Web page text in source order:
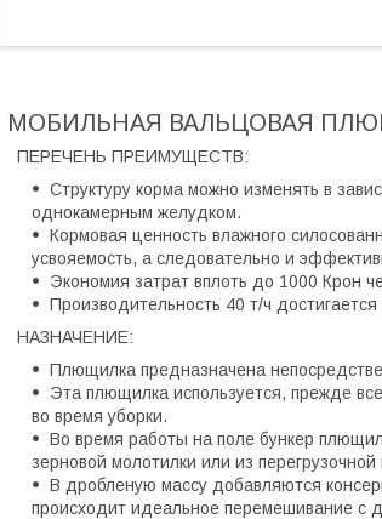
МОБИЛЬНАЯ ВАЛЬЦОВАЯ
ПЕРЕЧЕНЬ ПРЕИМУЩЕСТВ:
Структуру корма можно изменять в
однокамерным желудком.
Кормовая ценность влажного
усвояемость, а следовательно и
Экономия затрат вплоть до 1000 Крон
Производительность 40 т/ч
НАЗНАЧЕНИЕ:
Плющилка предназначена
Эта плющилка используется, прежде
во время уборки.
Во время работы на поле бункер
зерновой молотилки или из
В дробленую массу добавляются
происходит идеальное перемешивание с